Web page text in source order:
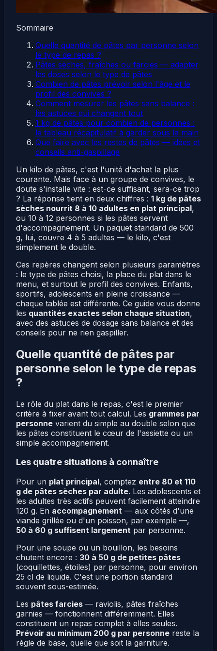
Sommaire
Quelle quantité de pâtes par personne selon
le type de repas ?
Pâtes sèches, fraîches ou farcies — adapter
les doses selon le type de pâtes
Combien de pâtes prévoir selon l'âge et le
profil des convives ?
Comment mesurer les pâtes sans balance :
les astuces qui changent tout
1 kg de pâtes pour combien de personnes :
le tableau récapitulatif à garder sous la main
Que faire avec les restes de pâtes — idées et
conseils anti-gaspillage
Un kilo de pâtes, c'est l'unité d'achat la plus
courante. Mais face à un groupe de convives, le
doute s'installe vite : est-ce suffisant, sera-ce trop
? La réponse tient en deux chiffres : 1 kg de pâtes
sèches nourrit 8 à 10 adultes en plat principal,
ou 10 à 12 personnes si les pâtes servent
d'accompagnement. Un paquet standard de 500
g, lui, couvre 4 à 5 adultes — le kilo, c'est
simplement le double.
Ces repères changent selon plusieurs paramètres
: le type de pâtes choisi, la place du plat dans le
menu, et surtout le profil des convives. Enfants,
sportifs, adolescents en pleine croissance —
chaque tablée est différente. Ce guide vous donne
les quantités exactes selon chaque situation,
avec des astuces de dosage sans balance et des
conseils pour ne rien gaspiller.
Quelle quantité de pâtes par
personne selon le type de repas
?
Le rôle du plat dans le repas, c'est le premier
critère à fixer avant tout calcul. Les grammes par
personne varient du simple au double selon que
les pâtes constituent le cœur de l'assiette ou un
simple accompagnement.
Les quatre situations à connaître
Pour un plat principal, comptez entre 80 et 110
g de pâtes sèches par adulte. Les adolescents et
les adultes très actifs peuvent facilement atteindre
120 g. En accompagnement — aux côtés d'une
viande grillée ou d'un poisson, par exemple —,
50 à 60 g suffisent largement par personne.
Pour une soupe ou un bouillon, les besoins
chutent encore : 30 à 50 g de petites pâtes
(coquillettes, étoiles) par personne, pour environ
25 cl de liquide. C'est une portion standard
souvent sous-estimée.
Les pâtes farcies — raviolis, pâtes fraîches
garnies — fonctionnent différemment. Elles
constituent un repas complet à elles seules.
Prévoir au minimum 200 g par personne reste la
règle de base, quelle que soit la garniture.